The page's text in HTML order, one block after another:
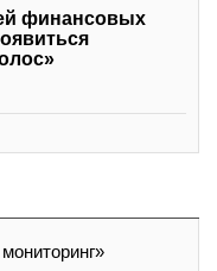
финансовых